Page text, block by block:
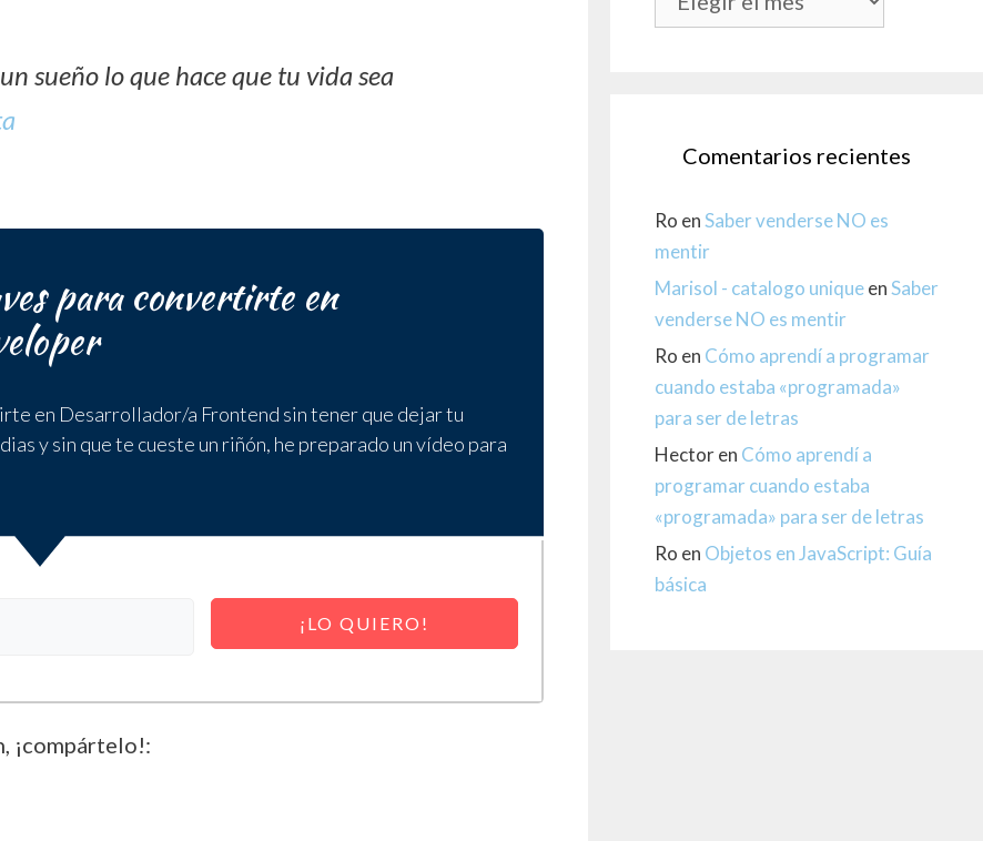
sueño lo que hace que tu vida sea
para convertirte en
en Desarrollador/a Frontend sin tener que dejar tu
y sin que te cueste un riñón, he preparado un vídeo para
¡LO QUIERO!
¡compártelo!:
Comentarios recientes
Ro enSaber venderse NO es
mentir
Marisol - catalogo uniqueenSaber
venderse NO es mentir
Ro en Cómo aprendí a programar
cuando estaba «programada»
para ser de letras
Hectoren Cómo aprendí a
programar cuando estaba
«programada» para ser de letras
Ro en Objetos en JavaScript: Guía
básica